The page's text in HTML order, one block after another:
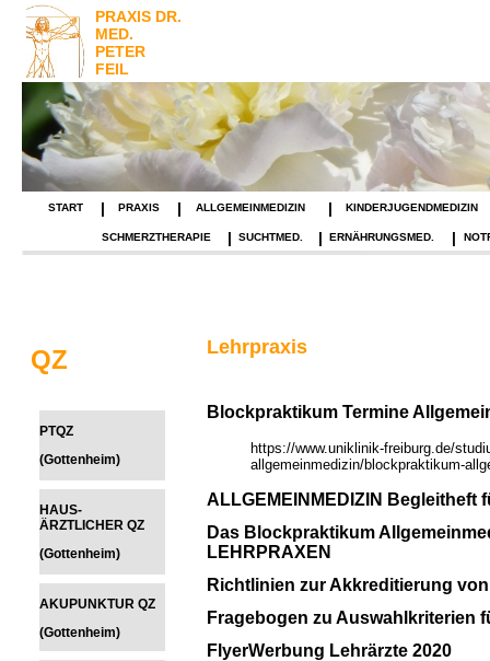
PRAXIS DR.
MED.
PETER
FEIL
START | PRAXIS | ALLGEMEINMEDIZIN | KINDERJUGENDMEDIZIN
SCHMERZTHERAPIE | SUCHTMED. | ERNÄHRUNGSMED. |
QZ
PTQZ
(Gottenheim)
HAUS-
ÄRZTLICHER QZ
(Gottenheim)
AKUPUNKTUR QZ
(Gottenheim)
Lehrpraxis
Blockpraktikum Termine
https://www.uniklinik-freiburg.de/
allgemeinmedizin/blockpraktikum-
ALLGEMEINMEDIZIN Begleitheft
Das Blockpraktikum
LEHRPRAXEN
Richtlinien zur Akkreditierung
Fragebogen zu Auswahlkriterien
FlyerWerbung Lehrärzte 2020